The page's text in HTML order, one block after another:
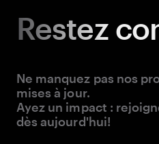
Restez
Ne manquez pas nos
mises à jour.
Ayez un impact :
dès aujourd'hui!